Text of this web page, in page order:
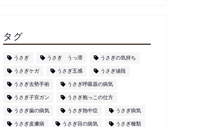
タグ
うさぎ うさぎ うっ滞 うさぎの気持ち
うさぎケガ うさぎ五感 うさぎ値段
うさぎ去勢手術 うさぎ呼吸器の病気
うさぎ子宮ガン うさぎ抱っこの仕方
うさぎ歯の病気 うさぎ熱中症 うさぎ病気
うさぎ皮膚病 うさぎ目の病気 うさぎ種類